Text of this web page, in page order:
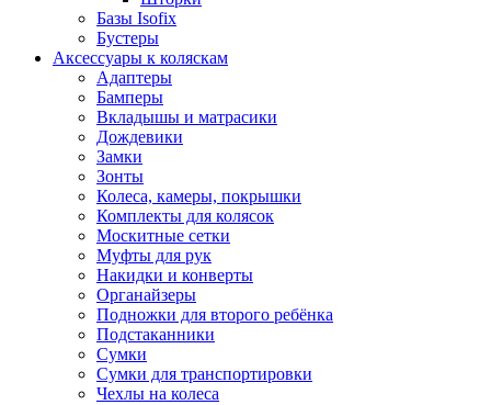
Базы Isofix
Бустеры
Аксессуары к коляскам
Адаптеры
Бамперы
Вкладышы и матрасики
Дождевики
Замки
Зонты
Колеса, камеры, покрышки
Комплекты для колясок
Москитные сетки
Муфты для рук
Накидки и конверты
Органайзеры
Подножки для второго ребёнка
Подстаканники
Сумки
Сумки для транспортировки
Чехлы на колеса